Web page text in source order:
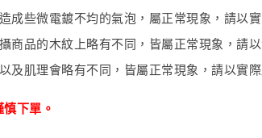
成些微電鍍不均的氣泡，屬正常現象，請以
商品的木紋上略有不同，皆屬正常現象，請
及肌理會略有不同，皆屬正常現象，請以實
慎下單。